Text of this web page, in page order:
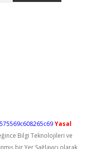
Yasal
Bilgi Teknolojileri ve
bir Yer Sağlayıcı olarak